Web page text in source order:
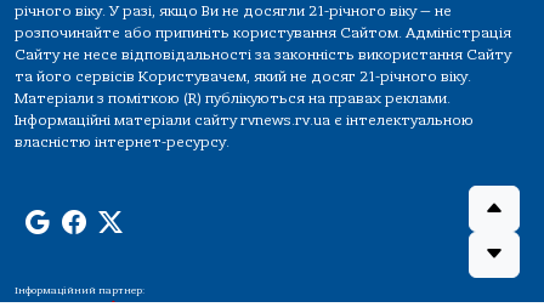
річного віку. У разі, якщо Ви не досягли 21-річного віку — не
розпочинайте або припиніть користування Сайтом. Адміністрація
Сайту не несе відповідальності за законність використання Сайту
та його сервісів Користувачем, який не досяг 21-річного віку.
Матеріали з поміткою (R) публікуються на правах реклами.
Інформаційні матеріали сайту rvnews.rv.ua є інтелектуальною
власністю інтернет-ресурсу.
Інформаційний партнер: